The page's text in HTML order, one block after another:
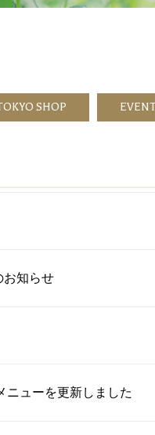
SHOP
お知らせ
ニューを更新しました